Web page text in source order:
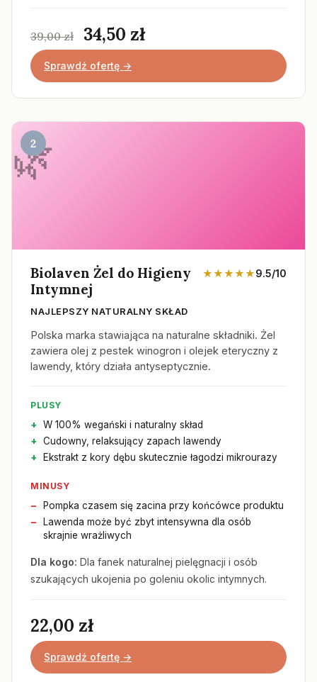
39,00 zł 34,50 zł
Sprawdź ofertę →
2
Biolaven Żel do Higieny
Intymnej
★★★★★9.5/10
NAJLEPSZY NATURALNY SKŁAD
Polska marka stawiająca na naturalne składniki. Żel
zawiera olej z pestek winogron i olejek eteryczny z
lawendy, który działa antyseptycznie.
PLUSY
W 100% wegański i naturalny skład
Cudowny, relaksujący zapach lawendy
Ekstrakt z kory dębu skutecznie łagodzi mikrourazy
MINUSY
Pompka czasem się zacina przy końcówce produktu
Lawenda może być zbyt intensywna dla osób
skrajnie wrażliwych
Dla kogo: Dla fanek naturalnej pielęgnacji i osób
szukających ukojenia po goleniu okolic intymnych.
22,00 zł
Sprawdź ofertę →